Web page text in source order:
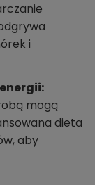
i
mogą
dieta
aby